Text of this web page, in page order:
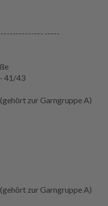
-----
41/43
zur Garngruppe A)
zur Garngruppe A)